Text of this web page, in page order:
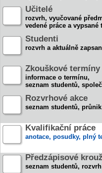
Učitelé
rozvrh, vyučované
vedené práce a vypsané
Studenti
rozvrh a aktuálně
Zkouškové termíny
informace o termínu,
seznam studentů,
Rozvrhové akce
seznam studentů,
Kvalifikační práce
anotace, posudky, plný
Předzápisové
seznam studentů, rozvrh